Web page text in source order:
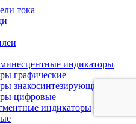
тока
индикаторы
графические
знакосинтезирующие
цифровые
индикаторы